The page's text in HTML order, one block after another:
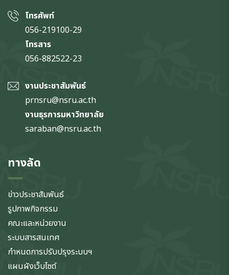
โทรศัพท์
056-219100-29
โทรสาร
056-882522-23
งานประชาสัมพันธ์
prnsru@nsru.ac.th
งานธุรการมหาวิทยาลัย
saraban@nsru.ac.th
ทางลัด
ข่าวประชาสัมพันธ์
รูปภาพกิจกรรม
คณะและหน่วยงาน
ระบบสารสนเทศ
กำหนดการปรับปรุงระบบฯ
แผนผังเว็บไซต์